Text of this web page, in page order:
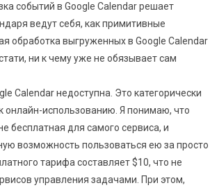
событий в Google Calendar решает
ведут себя, как примитивные
обработка выгруженных в Google Calendar
ни к чему уже не обязывает сам
Calendar недоступна. Это категорически
онлайн-использованию. Я понимаю, что
бесплатная для самого сервиса, и
возможность пользоваться ею за просто
тарифа составляет $10, что не
управления задачами. При этом,